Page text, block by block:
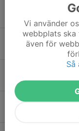
Eskilscupen
Träning Juli
28 jun, 22:01
Träning
11 jun, 14:24
Vi använder
webbplats ska
även för
Så